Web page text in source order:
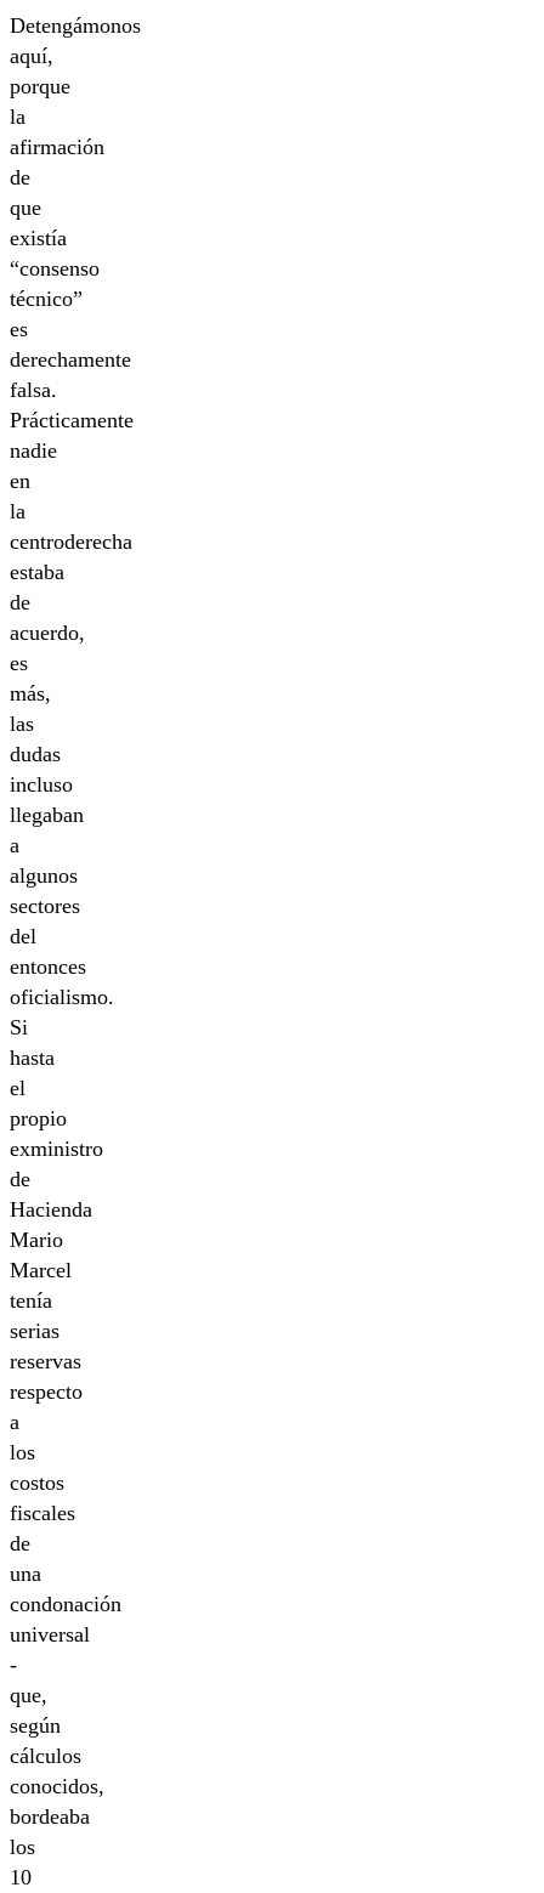
Detengámonos
aquí,
porque
la
afirmación
de
que
existía
“consenso
técnico”
es
derechamente
falsa.
Prácticamente
nadie
en
la
centroderecha
estaba
de
acuerdo,
es
más,
las
dudas
incluso
llegaban
a
algunos
sectores
del
entonces
oficialismo.
Si
hasta
el
propio
exministro
de
Hacienda
Mario
Marcel
tenía
serias
reservas
respecto
a
los
costos
fiscales
de
una
condonación
universal
-
que,
según
cálculos
conocidos,
bordeaba
los
10